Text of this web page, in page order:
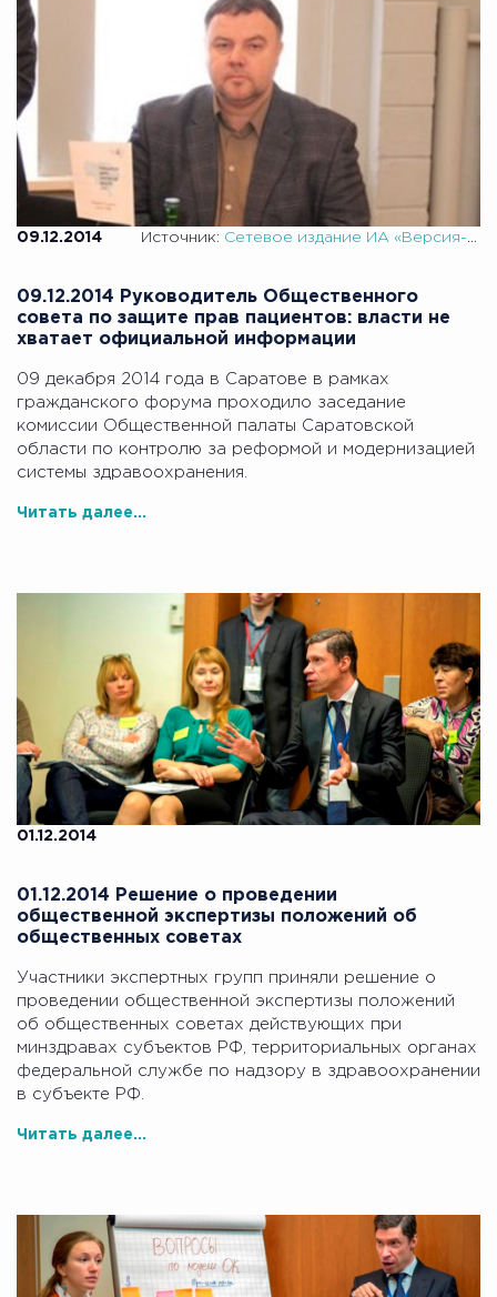
09.12.2014 Источник: Сетевое издание ИА «Версия-Саратов»
09.12.2014 Руководитель Общественного
совета по защите прав пациентов: власти не
хватает официальной информации
09 декабря 2014 года в Саратове в рамках
гражданского форума проходило заседание
комиссии Общественной палаты Саратовской
области по контролю за реформой и модернизацией
системы здравоохранения.
Читать далее...
01.12.2014
01.12.2014 Решение о проведении
общественной экспертизы положений об
общественных советах
Участники экспертных групп приняли решение о
проведении общественной экспертизы положений
об общественных советах действующих при
минздравах субъектов РФ, территориальных органах
федеральной службе по надзору в здравоохранении
в субъекте РФ.
Читать далее...